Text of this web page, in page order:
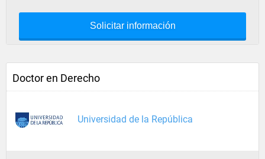
Solicitar información
Doctor en Derecho
Universidad de la República